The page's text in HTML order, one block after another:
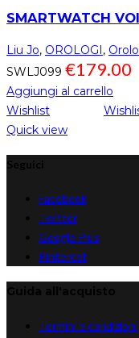
SMARTWATCH
Liu Jo, OROLOGI,
SWLJ099 €179.00
Aggiungi al carrello
Wishlist
Quick view
Facebook
Twitter
Google Plus
Pinterest
Termini e condizioni